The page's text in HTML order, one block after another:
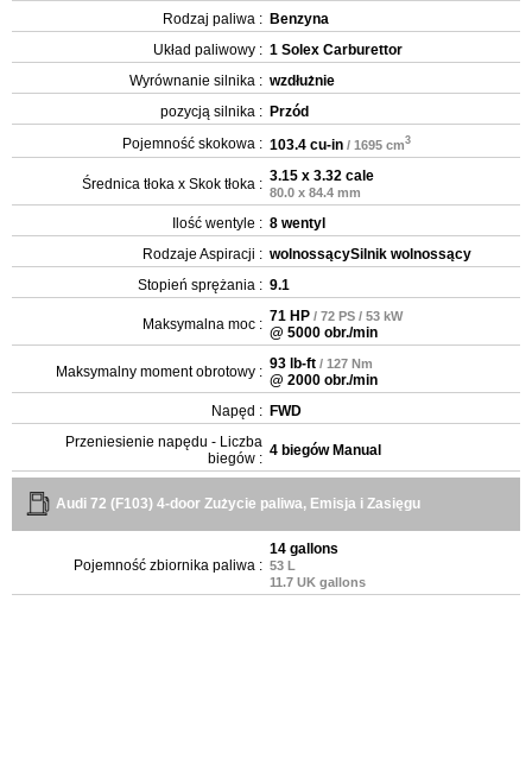
Rodzaj paliwa : Benzyna
Układ paliwowy : 1 Solex Carburettor
Wyrównanie silnika : wzdłużnie
pozycją silnika : Przód
Pojemność skokowa : 103.4 cu-in / 1695 cm3
Średnica tłoka x Skok tłoka : 3.15 x 3.32 cale
80.0 x 84.4 mm
Ilość wentyle : 8 wentyl
Rodzaje Aspiracji : wolnossącySilnik wolnossący
Stopień sprężania : 9.1
Maksymalna moc : 71 HP / 72 PS / 53 kW
@ 5000 obr./min
Maksymalny moment obrotowy : 93 lb-ft / 127 Nm
@ 2000 obr./min
Napęd : FWD
Przeniesienie napędu - Liczba
biegów : 4 biegów Manual
Audi 72 (F103) 4-door Zużycie paliwa, Emisja i Zasięgu
Pojemność zbiornika paliwa :
14 gallons
53 L
11.7 UK gallons